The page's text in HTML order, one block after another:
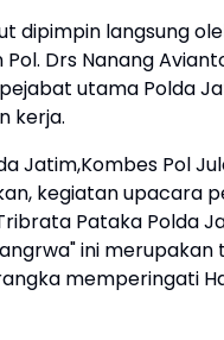
dipimpin langsung
Drs Nanang
utama Polda
kerja.
Jatim,Kombes Pol
kegiatan upacara
Pataka Polda
ini merupakan
memperingati